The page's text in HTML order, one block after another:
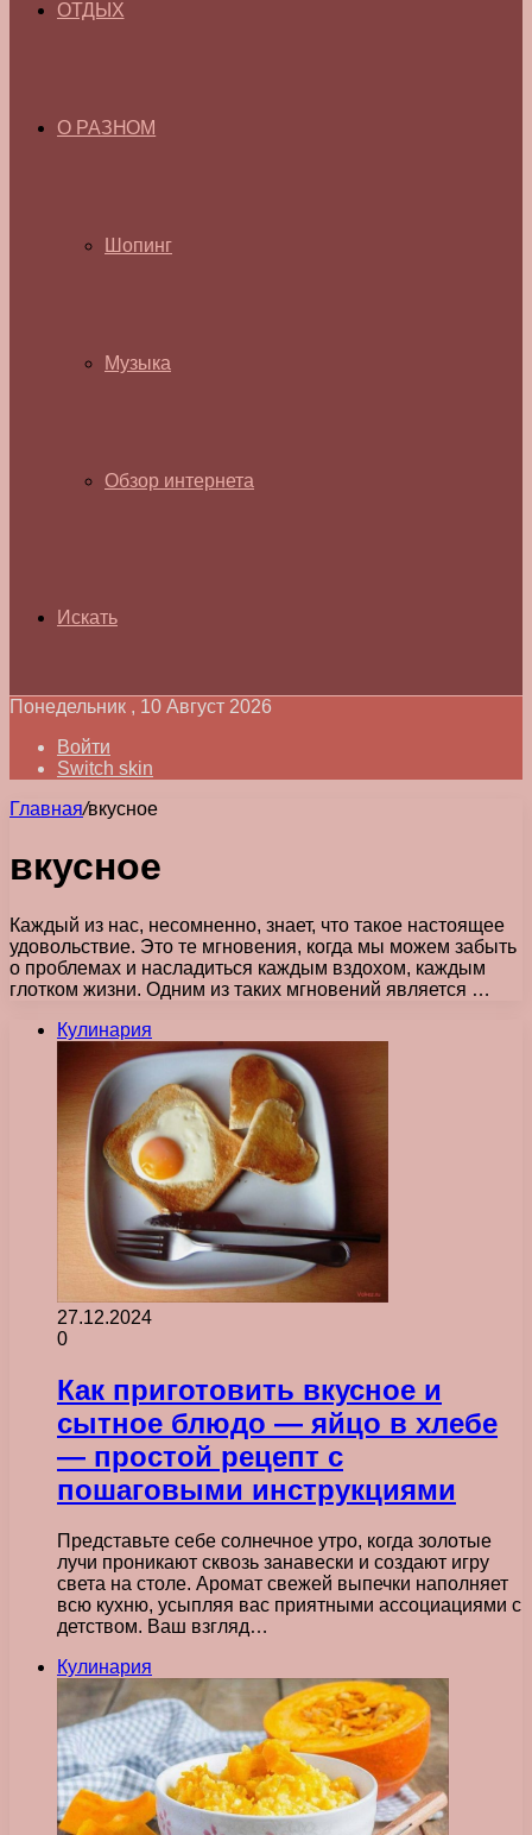
ОТДЫХ
О РАЗНОМ
Шопинг
Музыка
Обзор интернета
Искать
Понедельник , 10 Август 2026
Войти
Switch skin
Главная/вкусное
вкусное
Каждый из нас, несомненно, знает, что такое настоящее
удовольствие. Это те мгновения, когда мы можем забыть
о проблемах и насладиться каждым вздохом, каждым
глотком жизни. Одним из таких мгновений является …
Кулинария
27.12.2024
0
Как приготовить вкусное и
сытное блюдо — яйцо в хлебе
— простой рецепт с
пошаговыми инструкциями
Представьте себе солнечное утро, когда золотые
лучи проникают сквозь занавески и создают игру
света на столе. Аромат свежей выпечки наполняет
всю кухню, усыпляя вас приятными ассоциациями с
детством. Ваш взгляд…
Кулинария